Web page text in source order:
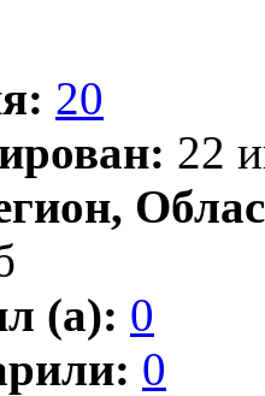
20
22
(а): 0
0